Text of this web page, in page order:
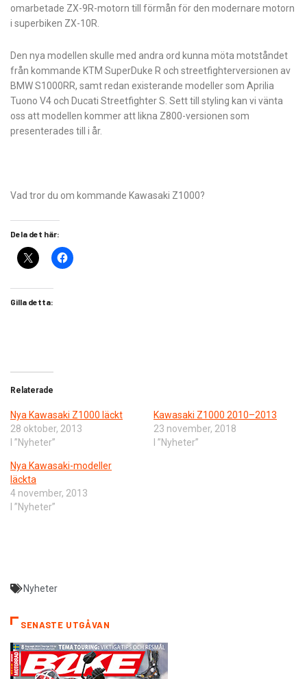
omarbetade ZX-9R-motorn till förmån för den modernare motorn
i superbiken ZX-10R.
Den nya modellen skulle med andra ord kunna möta motståndet
från kommande KTM SuperDuke R och streetfighterversionen av
BMW S1000RR, samt redan existerande modeller som Aprilia
Tuono V4 och Ducati Streetfighter S. Sett till styling kan vi vänta
oss att modellen kommer att likna Z800-versionen som
presenterades till i år.
Vad tror du om kommande Kawasaki Z1000?
Dela det här:
Gilla detta:
Relaterade
Nya Kawasaki Z1000 läckt
28 oktober, 2013
I ”Nyheter”
Kawasaki Z1000 2010–2013
23 november, 2018
I ”Nyheter”
Nya Kawasaki-modeller
läckta
4 november, 2013
I ”Nyheter”
Nyheter
SENASTE UTGÅVAN